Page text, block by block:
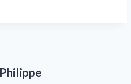
Philippe